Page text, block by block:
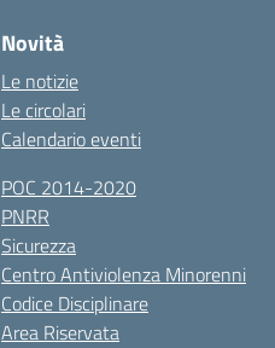
Novità
Le notizie
Le circolari
Calendario eventi
POC 2014-2020
PNRR
Sicurezza
Centro Antiviolenza Minorenni
Codice Disciplinare
Area Riservata